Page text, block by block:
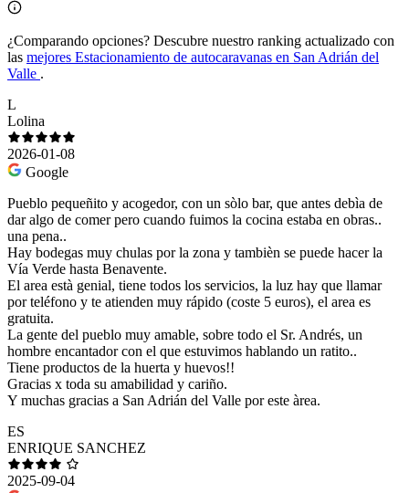
¿Comparando opciones? Descubre nuestro ranking actualizado con
las mejores Estacionamiento de autocaravanas en San Adrián del
Valle .
L
Lolina
2026-01-08
Google
Pueblo pequeñito y acogedor, con un sòlo bar, que antes debìa de
dar algo de comer pero cuando fuimos la cocina estaba en obras..
una pena..
Hay bodegas muy chulas por la zona y tambièn se puede hacer la
Vía Verde hasta Benavente.
El area està genial, tiene todos los servicios, la luz hay que llamar
por teléfono y te atienden muy rápido (coste 5 euros), el area es
gratuita.
La gente del pueblo muy amable, sobre todo el Sr. Andrés, un
hombre encantador con el que estuvimos hablando un ratito..
Tiene productos de la huerta y huevos!!
Gracias x toda su amabilidad y cariño.
Y muchas gracias a San Adrián del Valle por este àrea.
ES
ENRIQUE SANCHEZ
2025-09-04